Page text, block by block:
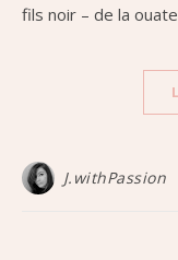
fils noir – de la
J.withPassion